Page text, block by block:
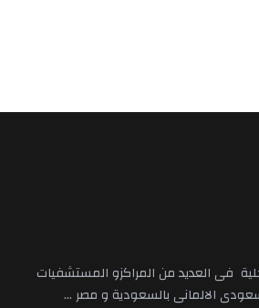
فى العديد من المراكزو المستشفيات
الالمانى بالسعودية و مصر ...